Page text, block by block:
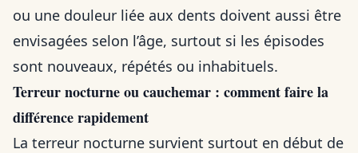
ou une douleur liée aux dents doivent aussi être
envisagées selon l’âge, surtout si les épisodes
sont nouveaux, répétés ou inhabituels.
Terreur nocturne ou cauchemar : comment faire la
différence rapidement
La terreur nocturne survient surtout en début de